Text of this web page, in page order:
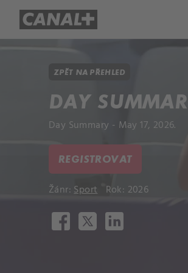
ZPĚT NA PŘEHLED
DAY
Day Summary - May 17, 2026.
REGISTROVAT
Žánr:Sport Rok: 2026